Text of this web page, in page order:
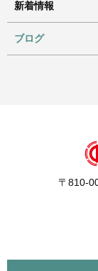
新着情報
ブログ
〒810-